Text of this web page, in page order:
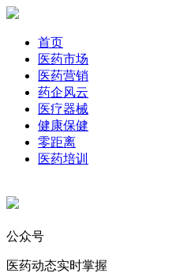
首页
医药市场
医药营销
药企风云
医疗器械
健康保健
零距离
医药培训
公众号
医药动态实时掌握